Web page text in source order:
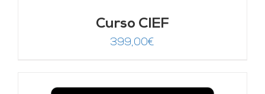
Curso CIEF
399,00€